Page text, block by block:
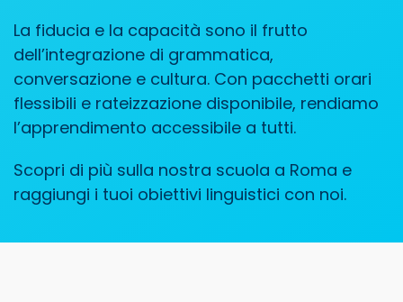
La fiducia e la capacità sono il frutto
dell’integrazione di grammatica,
conversazione e cultura. Con pacchetti orari
flessibili e rateizzazione disponibile, rendiamo
l’apprendimento accessibile a tutti.
Scopri di più sulla nostra scuola a Roma e
raggiungi i tuoi obiettivi linguistici con noi.